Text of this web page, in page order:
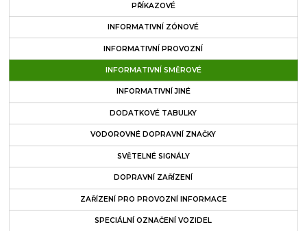
PŘÍKAZOVÉ
INFORMATIVNÍ ZÓNOVÉ
INFORMATIVNÍ PROVOZNÍ
INFORMATIVNÍ SMĚROVÉ
INFORMATIVNÍ JINÉ
DODATKOVÉ TABULKY
VODOROVNÉ DOPRAVNÍ ZNAČKY
SVĚTELNÉ SIGNÁLY
DOPRAVNÍ ZAŘÍZENÍ
ZAŘÍZENÍ PRO PROVOZNÍ INFORMACE
SPECIÁLNÍ OZNAČENÍ VOZIDEL